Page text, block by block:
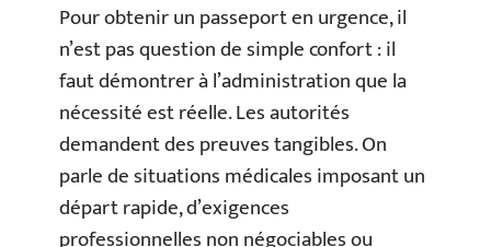
Pour obtenir un passeport en urgence, il
n’est pas question de simple confort : il
faut démontrer à l’administration que la
nécessité est réelle. Les autorités
demandent des preuves tangibles. On
parle de situations médicales imposant un
départ rapide, d’exigences
professionnelles non négociables ou